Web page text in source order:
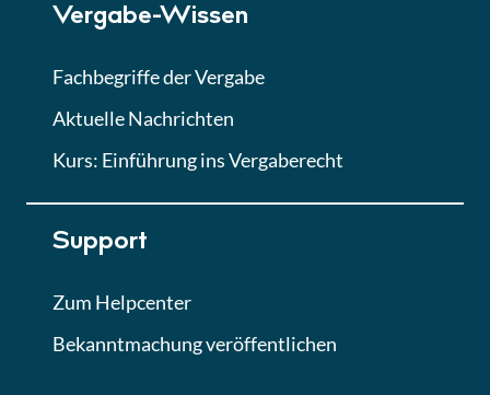
Finales Quiz
Vergabe-Wissen
Fachbegriffe der Vergabe
Aktuelle Nachrichten
Kurs: Einführung ins Vergaberecht
Support
Zum Helpcenter
Bekanntmachung veröffentlichen